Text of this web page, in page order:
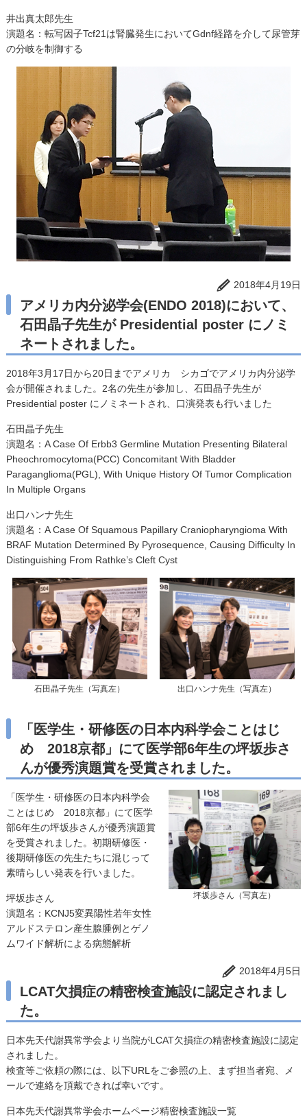
井出真太郎先生
演題名：転写因子Tcf21は腎臓発生においてGdnf経路を介して尿管芽
の分岐を制御する
2018年4月19日
アメリカ内分泌学会(ENDO 2018)において、
石田晶子先生が Presidential poster にノミ
ネートされました。
2018年3月17日から20日までアメリカ シカゴでアメリカ内分泌学
会が開催されました。2名の先生が参加し、石田晶子先生が
Presidential poster にノミネートされ、口演発表も行いました
石田晶子先生
演題名：A Case Of Erbb3 Germline Mutation Presenting Bilateral
Pheochromocytoma(PCC) Concomitant With Bladder
Paraganglioma(PGL), With Unique History Of Tumor Complication
In Multiple Organs
出口ハンナ先生
演題名：A Case Of Squamous Papillary Craniopharyngioma With
BRAF Mutation Determined By Pyrosequence, Causing Difficulty In
Distinguishing From Rathke’s Cleft Cyst
石田晶子先生（写真左） 出口ハンナ先生（写真左）
「医学生・研修医の日本内科学会ことはじ
め 2018京都」にて医学部6年生の坪坂歩さ
んが優秀演題賞を受賞されました。
坪坂歩さん（写真左）
「医学生・研修医の日本内科学会
ことはじめ 2018京都」にて医学
部6年生の坪坂歩さんが優秀演題賞
を受賞されました。初期研修医・
後期研修医の先生たちに混じって
素晴らしい発表を行いました。
坪坂歩さん
演題名：KCNJ5変異陽性若年女性
アルドステロン産生腺腫例とゲノ
ムワイド解析による病態解析
2018年4月5日
LCAT欠損症の精密検査施設に認定されまし
た。
日本先天代謝異常学会より当院がLCAT欠損症の精密検査施設に認定
されました。
検査等ご依頼の際には、以下URLをご参照の上、まず担当者宛、メ
ールで連絡を頂戴できれば幸いです。
日本先天代謝異常学会ホームページ精密検査施設一覧